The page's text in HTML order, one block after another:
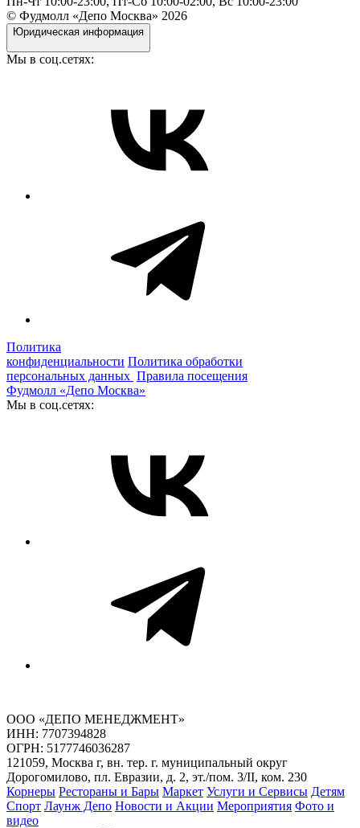
© Фудмолл «Депо Москва» 2026
Юридическая информация
Мы в соц.сетях:
Политика
конфиденциальности Политика обработки
персональных данных Правила посещения
Фудмолл «Депо Москва»
Мы в соц.сетях:
ООО «ДЕПО МЕНЕДЖМЕНТ»
ИНН: 7707394828
ОГРН: 5177746036287
121059, Москва г, вн. тер. г. муниципальный округ
Дорогомилово, пл. Евразии, д. 2, эт./пом. 3/II, ком. 230
Корнеры Рестораны и Бары Маркет Услуги и Сервисы Детям
Спорт Лаунж Депо Новости и Акции Мероприятия Фото и
видео